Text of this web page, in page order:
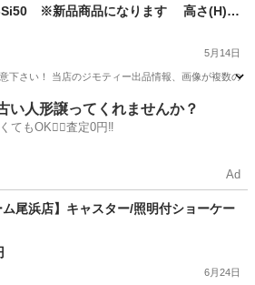
※新品商品になります 高さ(H)--
cm× 奥行(D)--cm
5月14日
下さい！ 当店のジモティー出品情報、画像が複数の
買取
い人形譲ってくれませんか？
てもOK🙆‍♀️査定0円‼️
Ad
ム尾浜店】キャスター/照明付ショーケー
6月24日